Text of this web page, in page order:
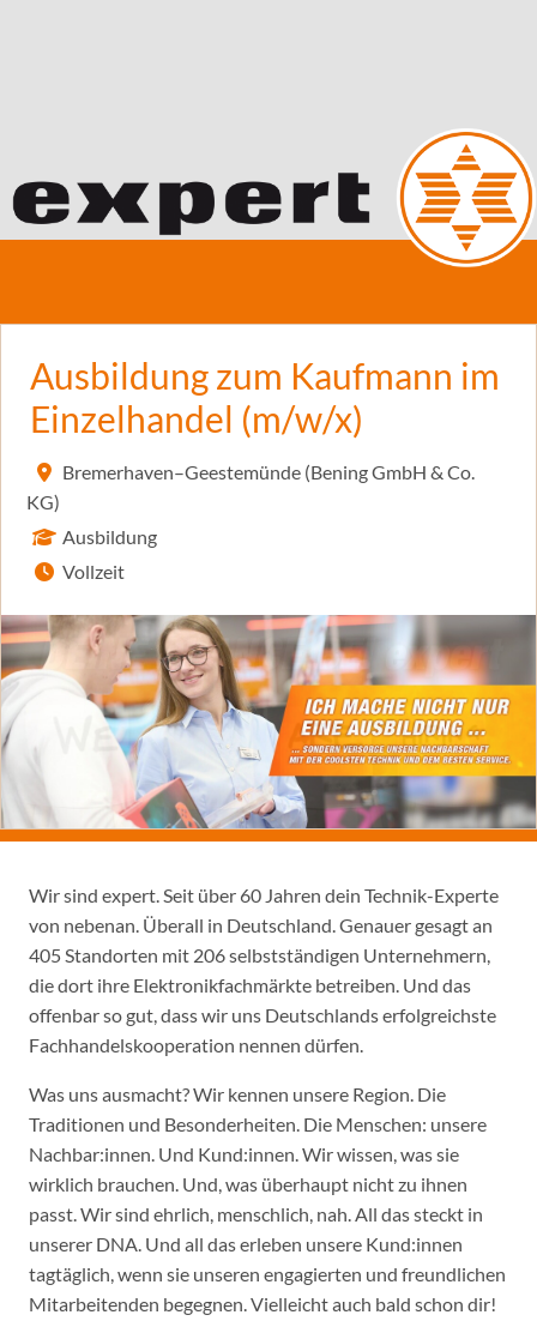
Ausbildung zum Kaufmann im
Einzelhandel (m/w/x)
Bremerhaven–Geestemünde (Bening GmbH & Co.
KG)
Ausbildung
Vollzeit
Wir sind expert. Seit über 60 Jahren dein Technik-Experte
von nebenan. Überall in Deutschland. Genauer gesagt an
405 Standorten mit 206 selbstständigen Unternehmern,
die dort ihre Elektronikfachmärkte betreiben. Und das
offenbar so gut, dass wir uns Deutschlands erfolgreichste
Fachhandelskooperation nennen dürfen.
Was uns ausmacht? Wir kennen unsere Region. Die
Traditionen und Besonderheiten. Die Menschen: unsere
Nachbar:innen. Und Kund:innen. Wir wissen, was sie
wirklich brauchen. Und, was überhaupt nicht zu ihnen
passt. Wir sind ehrlich, menschlich, nah. All das steckt in
unserer DNA. Und all das erleben unsere Kund:innen
tagtäglich, wenn sie unseren engagierten und freundlichen
Mitarbeitenden begegnen. Vielleicht auch bald schon dir!